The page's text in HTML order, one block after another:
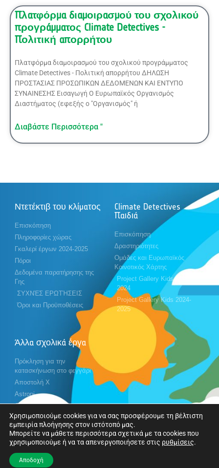
Πλατφόρμα διαμοιρασμού του σχολικού
προγράμματος Climate Detectives -
Πολιτική απορρήτου
Πλατφόρμα διαμοιρασμού του σχολικού προγράμματος
Climate Detectives - Πολιτική απορρήτου ΔΗΛΩΣΗ
ΠΡΟΣΤΑΣΙΑΣ ΠΡΟΣΩΠΙΚΩΝ ΔΕΔΟΜΕΝΩΝ ΚΑΙ ΕΝΤΥΠΟ
ΣΥΝΑΙΝΕΣΗΣ Εισαγωγή Ο Ευρωπαϊκός Οργανισμός
Διαστήματος (εφεξής ο "Οργανισμός" ή
Διαβάστε Περισσότερα "
Ντετέκτιβ του κλίματος
Επισκόπηση
Πληροφορίες χώρας
Γκαλερί έργων 2024-2025
Πόροι
Δεδομένα παρατήρησης της
Γης
ΣΥΧΝΈΣ ΕΡΩΤΉΣΕΙΣ
Όροι και Προϋποθέσεις
Climate Detectives
Παιδιά
Επισκόπηση
Δραστηριότητες
Ομάδες και Ευρωπαϊκός
Κοινοτικός Χάρτης
Project Gallery Kids 2023-
2024
Project Gallery Kids 2024-
2025
Άλλα σχολικά έργα
Πρόκληση για την
κατασκήνωση στο φεγγάρι
Αποστολή X
Astropi
Cansat
Ακολουθήστε μας
Χρησιμοποιούμε cookies για να σας προσφέρουμε τη βέλτιστη
εμπειρία πλοήγησης στον ιστότοπό μας.
Μπορείτε να μάθετε περισσότερα σχετικά με τα cookies που
χρησιμοποιούμε ή να τα απενεργοποιήσετε στις ρυθμίσεις.
Αποδοχή